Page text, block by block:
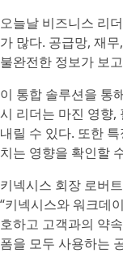
오늘날 비즈니스 리
가 많다. 공급망, 재
불완전한 정보가 보
이 통합 솔루션을 통
시 리더는 마진 영향,
내릴 수 있다. 또한
치는 영향을 확인할
키넥시스 회장 로버
“키넥시스와 워크데
호하고 고객과의 약
폼을 모두 사용하는